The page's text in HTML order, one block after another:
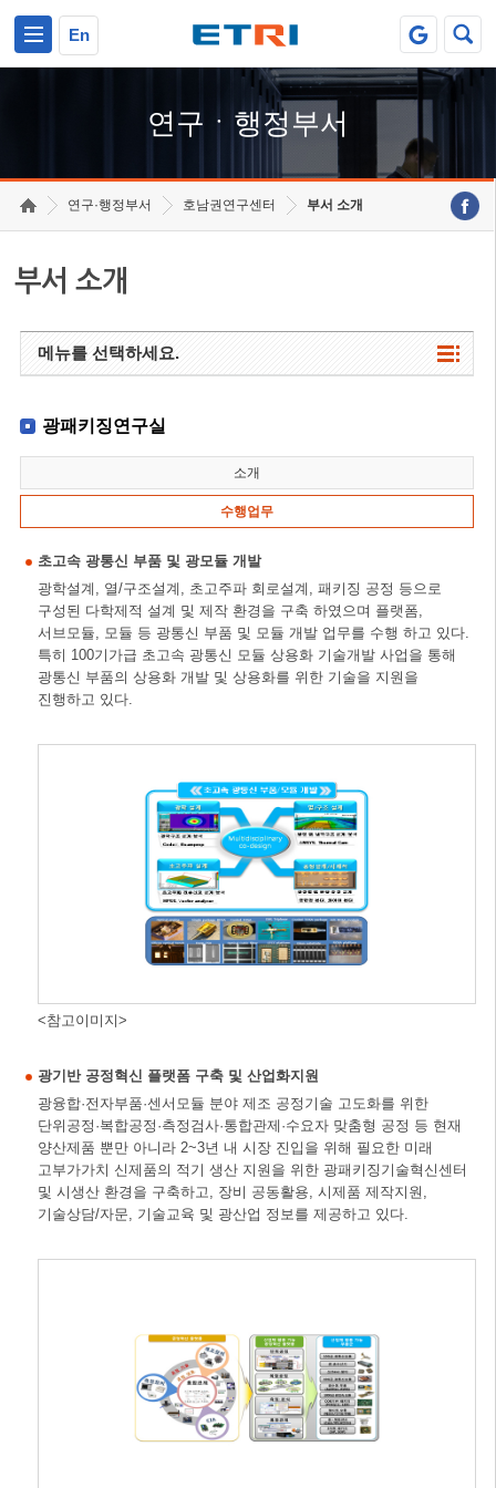
En
연구ㆍ행정부서
연구·행정부서 호남권연구센터 부서 소개
부서 소개
메뉴를 선택하세요.
광패키징연구실
소개
수행업무
초고속 광통신 부품 및 광모듈 개발
광학설계, 열/구조설계, 초고주파 회로설계, 패키징 공정 등으로
구성된 다학제적 설계 및 제작 환경을 구축 하였으며 플랫폼,
서브모듈, 모듈 등 광통신 부품 및 모듈 개발 업무를 수행 하고 있다.
특히 100기가급 초고속 광통신 모듈 상용화 기술개발 사업을 통해
광통신 부품의 상용화 개발 및 상용화를 위한 기술을 지원을
진행하고 있다.
<참고이미지>
광기반 공정혁신 플랫폼 구축 및 산업화지원
광융합·전자부품·센서모듈 분야 제조 공정기술 고도화를 위한
단위공정·복합공정·측정검사·통합관제·수요자 맞춤형 공정 등 현재
양산제품 뿐만 아니라 2~3년 내 시장 진입을 위해 필요한 미래
고부가가치 신제품의 적기 생산 지원을 위한 광패키징기술혁신센터
및 시생산 환경을 구축하고, 장비 공동활용, 시제품 제작지원,
기술상담/자문, 기술교육 및 광산업 정보를 제공하고 있다.